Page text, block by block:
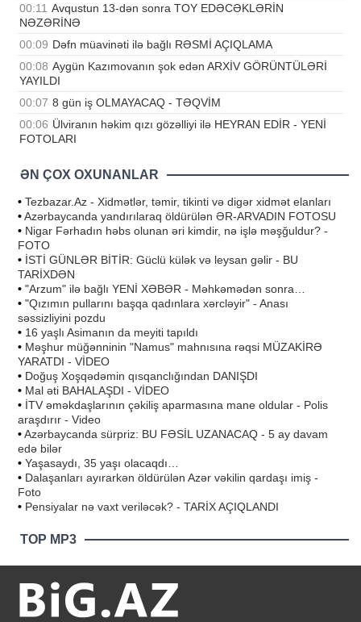
00:11 Avqustun 13-dən sonra TOY EDƏCƏKLƏRİN
NƏZƏRİNƏ
00:09 Dəfn müavinəti ilə bağlı RƏSMİ AÇIQLAMA
00:08 Aygün Kazımovanın şok edən ARXİV GÖRÜNTÜLƏRİ
YAYILDI
00:07 8 gün iş OLMAYACAQ - TƏQVİM
00:06 Ülviranın həkim qızı gözəlliyi ilə HEYRAN EDİR - YENİ
FOTOLARI
ƏN ÇOX OXUNANLAR
• Tezbazar.Az - Xidmətlər, təmir, tikinti və digər xidmət elanları
•Azərbaycanda yandırılaraq öldürülən ƏR-ARVADIN FOTOSU
• Nigar Fərhadın həbs olunan əri kimdir, nə işlə məşğuldur? -
FOTO
• İSTİ GÜNLƏR BİTİR: Güclü külək və leysan gəlir - BU
TARİXDƏN
• "Arzum" ilə bağlı YENİ XƏBƏR - Məhkəmədən sonra…
• "Qızımın pullarını başqa qadınlara xərcləyir" - Anası
səssizliyini pozdu
• 16 yaşlı Asimanın da meyiti tapıldı
• Məşhur müğənninin "Namus" mahnısına rəqsi MÜZAKİRƏ
YARATDI - VİDEO
• Doğuş Xoşqədəmin qısqanclığından DANIŞDI
• Mal əti BAHALAŞDI - VİDEO
• İTV əməkdaşlarının çəkiliş aparmasına mane oldular - Polis
araşdırır - Video
•Azərbaycanda sürpriz: BU FƏSİL UZANACAQ - 5 ay davam
edə bilər
• Yaşasaydı, 35 yaşı olacaqdı…
• Dalaşanları ayırarkən öldürülən Azər vəkilin qardaşı imiş -
Foto
• Pensiyalar nə vaxt veriləcək? - TARİX AÇIQLANDI
TOP MP3